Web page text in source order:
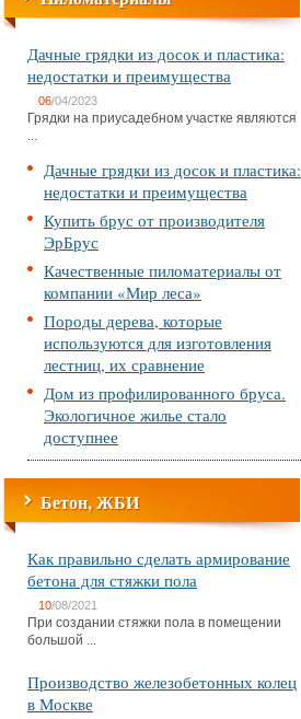
Дачные грядки из досок и пластика:
недостатки и преимущества
06/04/2023
Грядки на приусадебном участке являются
...
Дачные грядки из досок и пластика:
недостатки и преимущества
Купить брус от производителя
ЭрБрус
Качественные пиломатериалы от
компании «Мир леса»
Породы дерева, которые
используются для изготовления
лестниц, их сравнение
Дом из профилированного бруса.
Экологичное жилье стало
доступнее
Бетон, ЖБИ
Как правильно сделать армирование
бетона для стяжки пола
10/08/2021
При создании стяжки пола в помещении
большой ...
Производство железобетонных колец
в Москве